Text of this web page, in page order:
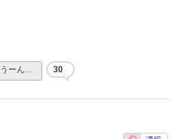
うーん… 30